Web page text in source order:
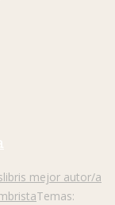
mejor autor/a
Temas: